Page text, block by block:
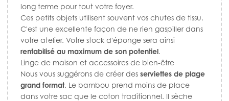
long terme pour tout votre foyer.
Ces petits objets utilisent souvent vos chutes de tissu.
C'est une excellente façon de ne rien gaspiller dans
votre atelier. Votre stock d'éponge sera ainsi
rentabilisé au maximum de son potentiel.
Linge de maison et accessoires de bien-être
Nous vous suggérons de créer des serviettes de plage
grand format. Le bambou prend moins de place
dans votre sac que le coton traditionnel. Il sèche